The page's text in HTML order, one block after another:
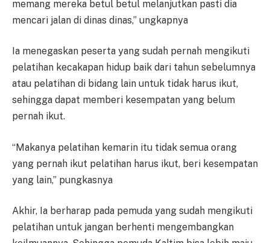
memang mereka betul betul melanjutkan pasti dia
mencari jalan di dinas dinas,” ungkapnya
Ia menegaskan peserta yang sudah pernah mengikuti
pelatihan kecakapan hidup baik dari tahun sebelumnya
atau pelatihan di bidang lain untuk tidak harus ikut,
sehingga dapat memberi kesempatan yang belum
pernah ikut.
“Makanya pelatihan kemarin itu tidak semua orang
yang pernah ikut pelatihan harus ikut, beri kesempatan
yang lain,” pungkasnya
Akhir, Ia berharap pada pemuda yang sudah mengikuti
pelatihan untuk jangan berhenti mengembangkan